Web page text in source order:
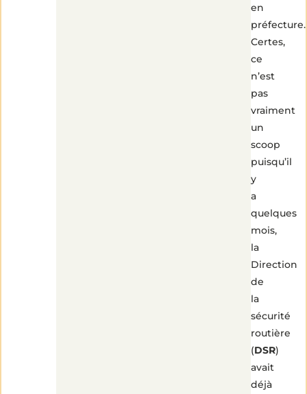
en
préfecture.
Certes,
ce
n’est
pas
vraiment
un
scoop
puisqu’il
y
a
quelques
mois,
la
Direction
de
la
sécurité
routière
(DSR)
avait
déjà